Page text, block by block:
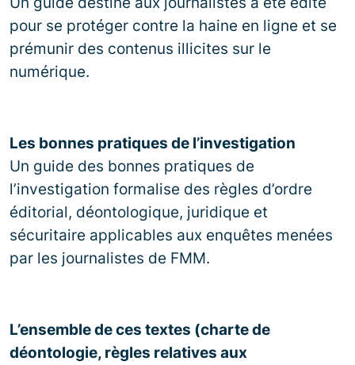
pour se protéger contre la haine en ligne et se
prémunir des contenus illicites sur le
numérique.
Les bonnes pratiques de l’investigation
Un guide des bonnes pratiques de
l’investigation formalise des règles d’ordre
éditorial, déontologique, juridique et
sécuritaire applicables aux enquêtes menées
par les journalistes de FMM.
L’ensemble de ces textes (charte de
déontologie, règles relatives aux